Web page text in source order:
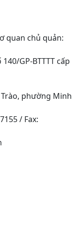
quan chủ quản:
GP-BTTTT cấp
Trào, phường Minh
/ Fax: